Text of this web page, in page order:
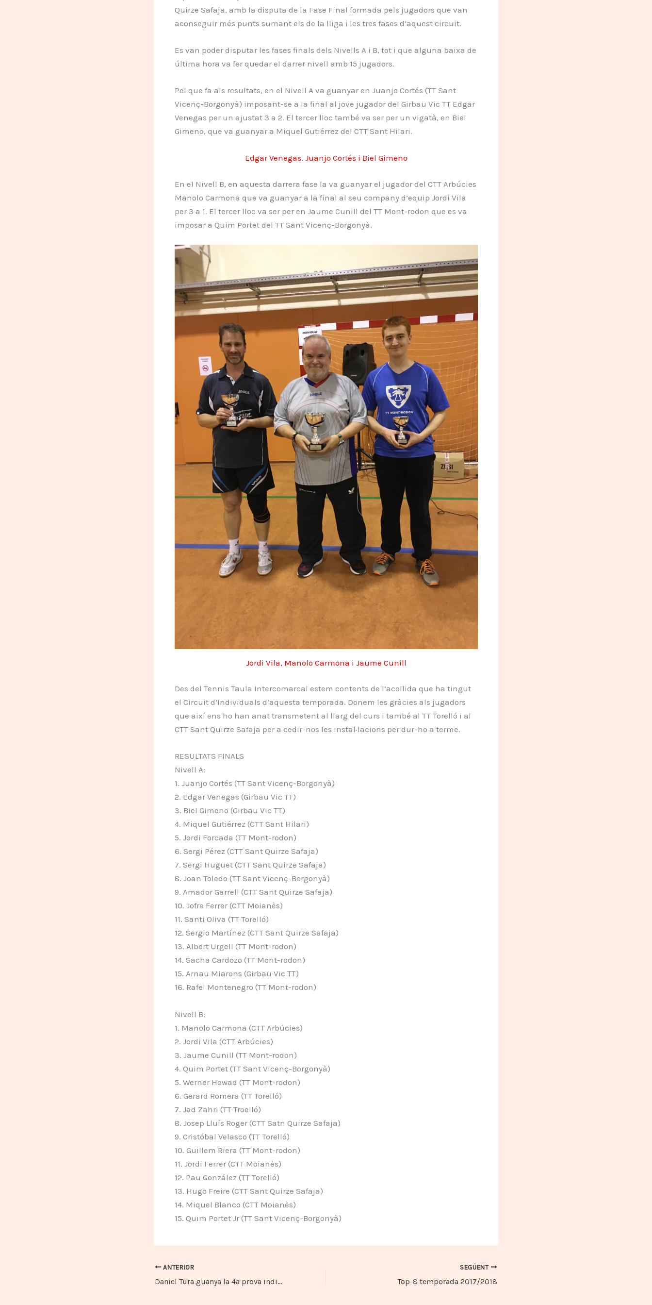
Quirze Safaja, amb la disputa de la Fase Final formada pels jugadors que van
aconseguir més punts sumant els de la lliga i les tres fases d’aquest circuit.
Es van poder disputar les fases finals dels Nivells A i B, tot i que alguna baixa de
última hora va fer quedar el darrer nivell amb 15 jugadors.
Pel que fa als resultats, en el Nivell A va guanyar en Juanjo Cortés (TT Sant
Vicenç-Borgonyà) imposant-se a la final al jove jugador del Girbau Vic TT Edgar
Venegas per un ajustat 3 a 2. El tercer lloc també va ser per un vigatà, en Biel
Gimeno, que va guanyar a Miquel Gutiérrez del CTT Sant Hilari.
Edgar Venegas, Juanjo Cortés i Biel Gimeno
En el Nivell B, en aquesta darrera fase la va guanyar el jugador del CTT Arbúcies
Manolo Carmona que va guanyar a la final al seu company d’equip Jordi Vila
per 3 a 1. El tercer lloc va ser per en Jaume Cunill del TT Mont-rodon que es va
imposar a Quim Portet del TT Sant Vicenç-Borgonyà.
Jordi Vila, Manolo Carmona i Jaume Cunill
Des del Tennis Taula Intercomarcal estem contents de l’acollida que ha tingut
el Circuit d’Individuals d’aquesta temporada. Donem les gràcies als jugadors
que així ens ho han anat transmetent al llarg del curs i també al TT Torelló i al
CTT Sant Quirze Safaja per a cedir-nos les instal·lacions per dur-ho a terme.
RESULTATS FINALS
Nivell A:
1. Juanjo Cortés (TT Sant Vicenç-Borgonyà)
2. Edgar Venegas (Girbau Vic TT)
3. Biel Gimeno (Girbau Vic TT)
4. Miquel Gutiérrez (CTT Sant Hilari)
5. Jordi Forcada (TT Mont-rodon)
6. Sergi Pérez (CTT Sant Quirze Safaja)
7. Sergi Huguet (CTT Sant Quirze Safaja)
8. Joan Toledo (TT Sant Vicenç-Borgonyà)
9. Amador Garrell (CTT Sant Quirze Safaja)
10. Jofre Ferrer (CTT Moianès)
11. Santi Oliva (TT Torelló)
12. Sergio Martínez (CTT Sant Quirze Safaja)
13. Albert Urgell (TT Mont-rodon)
14. Sacha Cardozo (TT Mont-rodon)
15. Arnau Miarons (Girbau Vic TT)
16. Rafel Montenegro (TT Mont-rodon)
Nivell B:
1. Manolo Carmona (CTT Arbúcies)
2. Jordi Vila (CTT Arbúcies)
3. Jaume Cunill (TT Mont-rodon)
4. Quim Portet (TT Sant Vicenç-Borgonyà)
5. Werner Howad (TT Mont-rodon)
6. Gerard Romera (TT Torelló)
7. Jad Zahri (TT Troelló)
8. Josep Lluís Roger (CTT Satn Quirze Safaja)
9. Cristóbal Velasco (TT Torelló)
10. Guillem Riera (TT Mont-rodon)
11. Jordi Ferrer (CTT Moianès)
12. Pau González (TT Torelló)
13. Hugo Freire (CTT Sant Quirze Safaja)
14. Miquel Blanco (CTT Moianès)
15. Quim Portet Jr (TT Sant Vicenç-Borgonyà)
ANTERIOR
Daniel Tura guanya la 4a prova individual de l’Escolar TTI
SEGÜENT
Top-8 temporada 2017/2018